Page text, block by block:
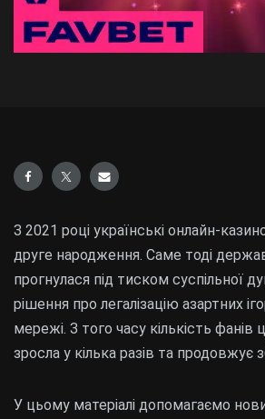
З 2021 році українські онлайн-
друге народження. Саме тоді
прогнулася під тиском суспільної
рішення про легалізацію азартних
мережі. З того часу кількість фанів
зросла у кілька разів та продовжує
У цьому матеріалі допомагаємо